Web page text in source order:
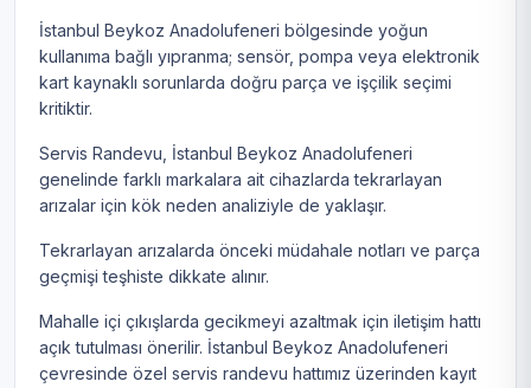
İstanbul Beykoz Anadolufeneri bölgesinde yoğun
kullanıma bağlı yıpranma; sensör, pompa veya elektronik
kart kaynaklı sorunlarda doğru parça ve işçilik seçimi
kritiktir.
Servis Randevu, İstanbul Beykoz Anadolufeneri
genelinde farklı markalara ait cihazlarda tekrarlayan
arızalar için kök neden analiziyle de yaklaşır.
Tekrarlayan arızalarda önceki müdahale notları ve parça
geçmişi teşhiste dikkate alınır.
Mahalle içi çıkışlarda gecikmeyi azaltmak için iletişim hattı
açık tutulması önerilir. İstanbul Beykoz Anadolufeneri
çevresinde özel servis randevu hattımız üzerinden kayıt